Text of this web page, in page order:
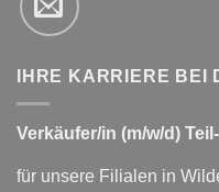
IHRE KARRIERE BEI
Verkäufer/in (m/w/d)
für unsere Filialen in